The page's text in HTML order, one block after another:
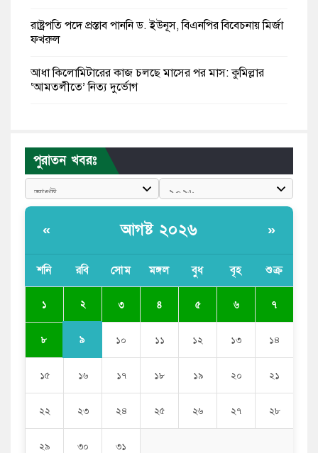
রাষ্ট্রপতি পদে প্রস্তাব পাননি ড. ইউনূস, বিএনপির বিবেচনায় মির্জা
ফখরুল
আধা কিলোমিটারের কাজ চলছে মাসের পর মাস: কুমিল্লার
‘আমতলীতে’ নিত্য দুর্ভোগ
পুলিশকে পিটিয়ে রক্তাক্ত করেছি এ দৃশ্য কি আপনারা দেখেননি:
এনসিপি নেতা
সরকার
সজীব ওয়াজেদ জয়
পুরাতন খবরঃ
« আগষ্ট ২০২৬ »
শনি রবি সোম মঙ্গল বুধ বৃহ শুক্র
১ ২ ৩ ৪ ৫ ৬ ৭
৮ ৯ ১০ ১১ ১২ ১৩ ১৪
১৫ ১৬ ১৭ ১৮ ১৯ ২০ ২১
২২ ২৩ ২৪ ২৫ ২৬ ২৭ ২৮
২৯ ৩০ ৩১